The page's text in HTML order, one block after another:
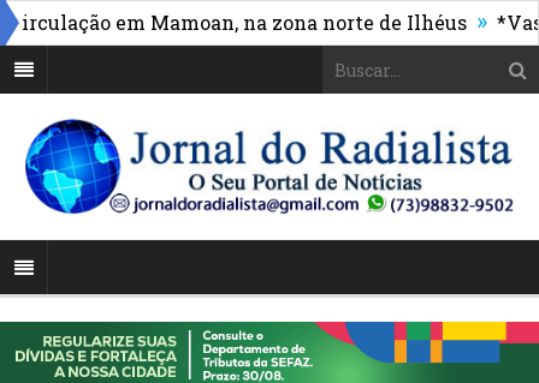
em Mamoan, na zona norte de Ilhéus » *Vasco